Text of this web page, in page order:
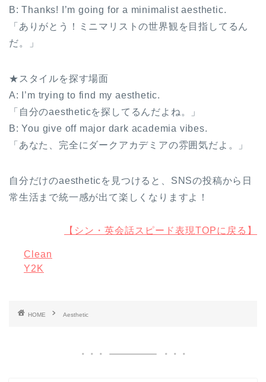
B: Thanks! I’m going for a minimalist aesthetic.
「ありがとう！ミニマリストの世界観を目指してるん
だ。」
★スタイルを探す場面
A: I’m trying to find my aesthetic.
「自分のaestheticを探してるんだよね。」
B: You give off major dark academia vibes.
「あなた、完全にダークアカデミアの雰囲気だよ。」
自分だけのaestheticを見つけると、SNSの投稿から日
常生活まで統一感が出て楽しくなりますよ！
【シン・英会話スピード表現TOPに戻る】
Clean
Y2K
HOME Aesthetic